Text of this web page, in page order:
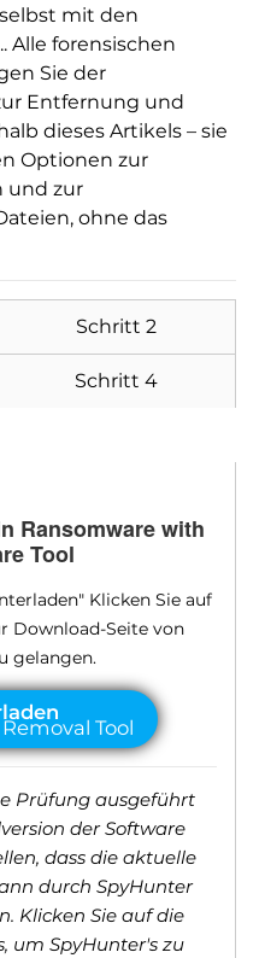
mit den
Alle forensischen
Sie der
Entfernung und
dieses Artikels – sie
Optionen zur
und zur
ohne das
Schritt 2
Schritt 4
Ransomware with
Tool
Klicken Sie auf
Download-Seite von
gelangen.
Tool
Prüfung ausgeführt
der Software
dass die aktuelle
durch SpyHunter
Klicken Sie auf die
um SpyHunter's zu